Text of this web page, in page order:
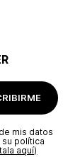
mis datos
política
aquí)